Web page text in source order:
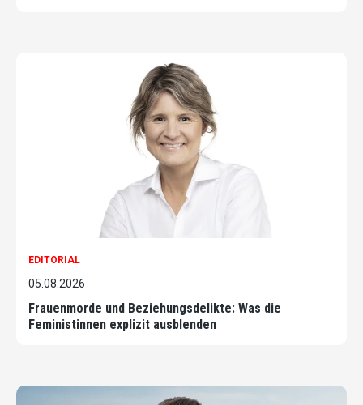
EDITORIAL
05.08.2026
Frauenmorde und Beziehungsdelikte: Was die
Feministinnen explizit ausblenden